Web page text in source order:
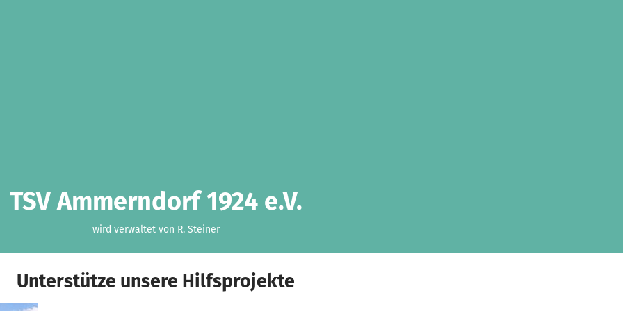
TSV Ammerndorf 1924 e.V.
wird verwaltet von R. Steiner
Unterstütze unsere Hilfsprojekte